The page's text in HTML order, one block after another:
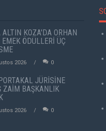
KOZA'DA ORHAN
ÖDÜLLERİ ÜÇ
2026 0
JÜRİSİNE
ZAİM BAŞKANLIK
2026 0